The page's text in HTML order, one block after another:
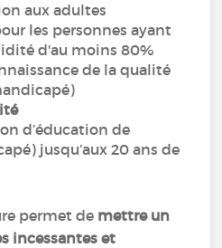
aux adultes
les personnes ayant
d'au moins 80%
de la qualité
d’éducation de
jusqu’aux 20 ans de
permet de mettre un
incessantes et